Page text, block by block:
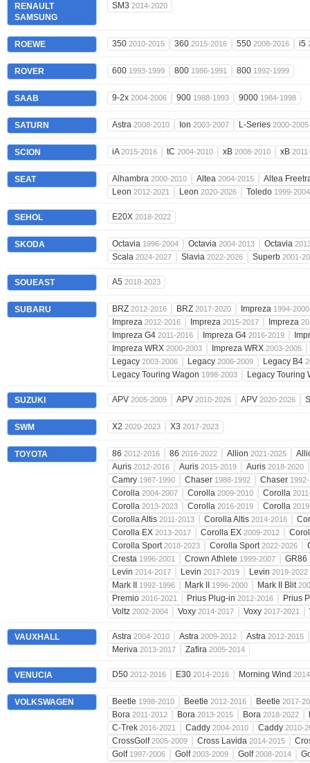
RENAULT
SAMSUNG
SM3 2014-2020
ROEWE 350 2010-2015 360 2015-2016 550 2008-2016 i5
ROVER 600 1993-1999 800 1986-1991 800 1992-1999
SAAB 9-2x 2004-2006 900 1988-1993 9000 1984-1998
SATURN Astra 2008-2010 Ion 2003-2007 L-Series 2000-2005
SCION iA2015-2016 tC 2004-2010 xB 2008-2010 xB
SEAT Alhambra 2000-2010 Altea 2004-2015
Altea
Leon 2012-2021 Leon 2020-2026 Toledo 1999-2004
SEHOL E20X 2018-2022
SKODA Octavia 1996-2004 Octavia 2004-2013 Octavia
Scala 2024-2027 Slavia 2022-2026 Superb 2001-
SOUEAST A5 2018-2023
SUBARU BRZ 2012-2016 BRZ 2017-2020 Impreza 1994-2000
Impreza 2012-2016 Impreza 2015-2017 Impreza
Impreza G4 2011-2016 Impreza G4 2016-2019
Impreza WRX 2000-2003 Impreza WRX 2003-2005
Legacy 2003-2006 Legacy 2006-2009 Legacy B4
Legacy Touring Wagon 1998-2003 Legacy Touring
SUZUKI APV 2005-2009 APV 2010-2026 APV 2020-2026
SWM X2 2020-2023 X3 2017-2023
TOYOTA 86 2012-2016 86 2016-2022 Allion 2021-2025
Auris 2012-2016 Auris 2015-2019 Auris 2018-2020
Camry 1987-1990 Chaser 1988-1992 Chaser
Corolla 2004-2007 Corolla 2009-2010 Corolla
Corolla 2013-2023 Corolla 2016-2019 Corolla
Corolla Altis 2011-2013 Corolla Altis 2014-2016
Corolla EX 2013-2017 Corolla EX 2009-2012
Corolla Sport2018-2023 Corolla Sport2022-2026
Cresta 1996-2001 Crown Athlete 1999-2007 GR86
Levin 2014-2017 Levin 2017-2019 Levin 2019-2022
Mark II 1992-1996 Mark II 1996-2000 Mark II Blit
Premio 2016-2021 Prius Plug-in 2012-2016
Prius
Voltz 2002-2004 Voxy 2014-2017 Voxy 2017-2021
VAUXHALL Astra 2004-2010 Astra 2009-2012 Astra 2012-2015
Meriva 2013-2017 Zafira 2005-2014
VENUCIA D50 2012-2016 E30 2014-2016 Morning Wind
VOLKSWAGEN Beetle 1998-2010 Beetle 2012-2016 Beetle 2017-
Bora 2011-2012 Bora 2013-2015 Bora 2018-2022
C-Trek 2016-2021 Caddy 2004-2010 Caddy 2010-
CrossGolf2005-2009 Cross Lavida 2014-2015
Golf 1997-2006 Golf2003-2009 Golf2008-2014